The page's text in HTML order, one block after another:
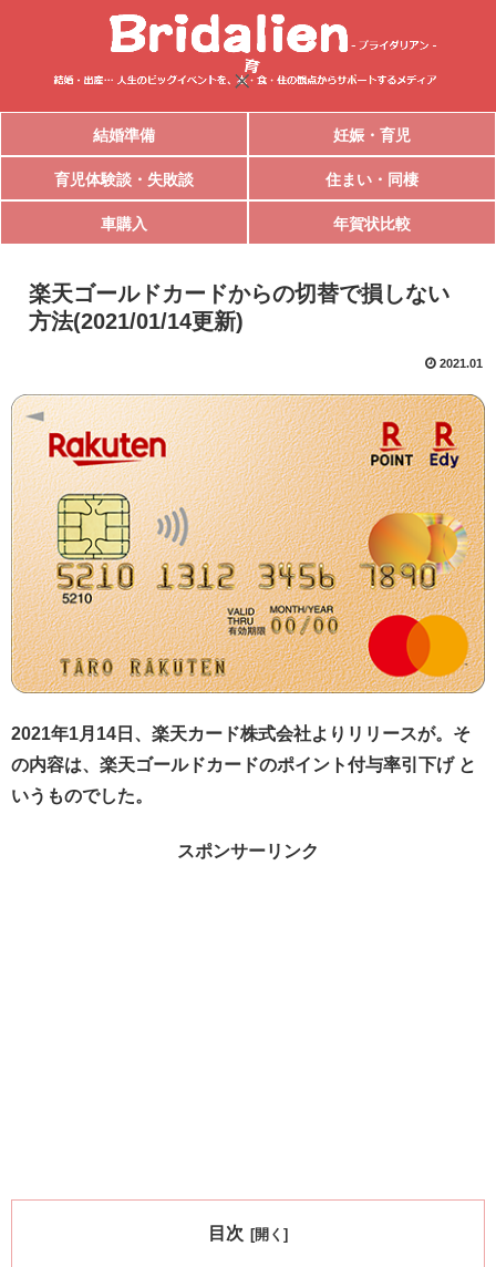
結婚準備 妊娠・育児
育児体験談・失敗談 住まい・同棲
車購入 年賀状比較
楽天ゴールドカードからの切替で損しない
方法(2021/01/14更新)
2021.01
2021年1月14日、楽天カード株式会社よりリリースが。そ
の内容は、楽天ゴールドカードのポイント付与率引下げ と
いうものでした。
スポンサーリンク
目次